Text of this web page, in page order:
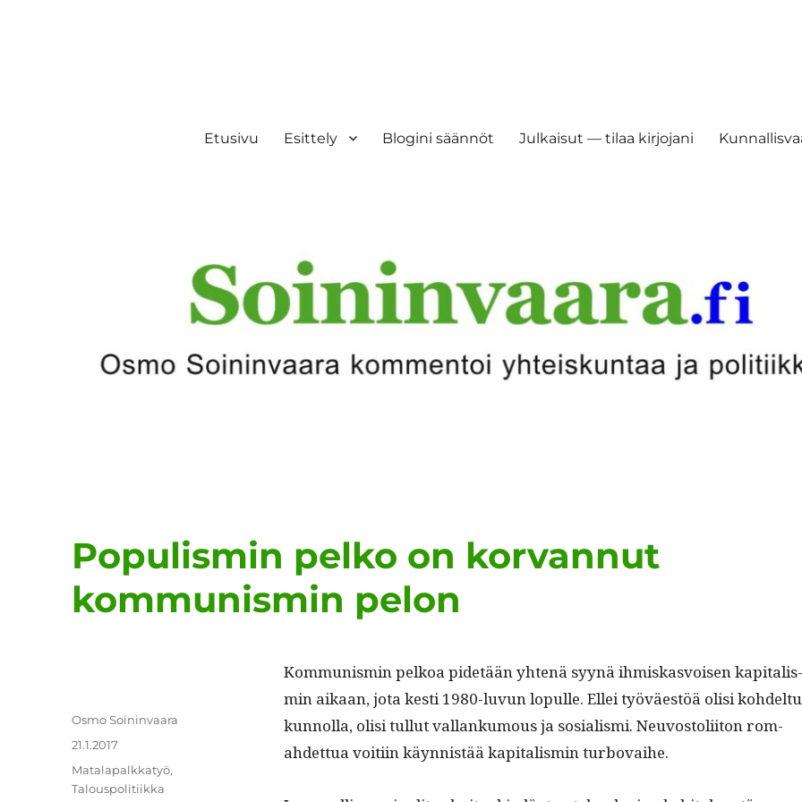
Etusivu Esittely Blogini säännöt Julkaisut — tilaa kirjojani
Populismin pelko on korvannut
kommunismin pelon
Kom­mu­nis­min pelkoa pide­tään yht­enä syynä ihmiskasvoisen kap­i­tal­is­
min aikaan, jota kesti 1980-luvun lop­ulle. Ellei työväestöä olisi kohdel­tu
kun­nol­la, olisi tul­lut val­lanku­mous ja sosial­is­mi. Neu­vos­toli­iton rom­
ahdet­tua voiti­in käyn­nistää kap­i­tal­is­min turbovaihe.
Kirjoittaja
Osmo Soininvaara
Julkaistu
21.1.2017
Kategoriat
Matalapalkkatyö,
Talouspolitiikka